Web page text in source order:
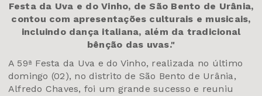
Festa da Uva e do Vinho, de São Bento de Urânia,
contou com apresentações culturais e musicais,
incluindo dança italiana, além da tradicional
bênção das uvas."
A 59ª Festa da Uva e do Vinho, realizada no último
domingo (02), no distrito de São Bento de Urânia,
Alfredo Chaves, foi um grande sucesso e reuniu